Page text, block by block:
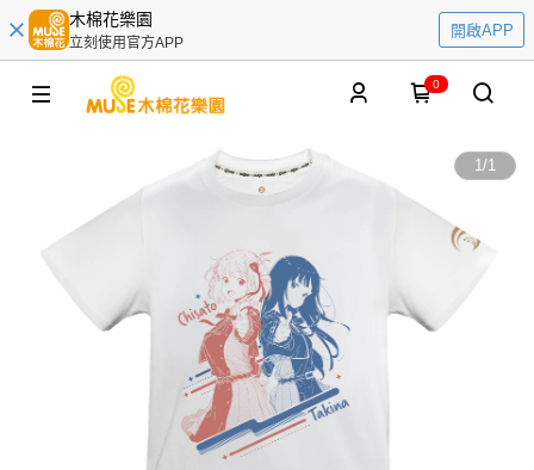
木棉花樂園
立刻使用官方APP
開啟APP
0
1/1